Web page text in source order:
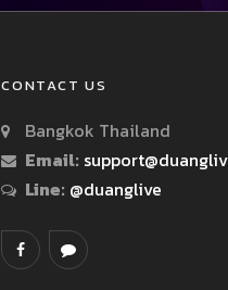
CONTACT US
Bangkok Thailand
Email:
Line: @duanglive